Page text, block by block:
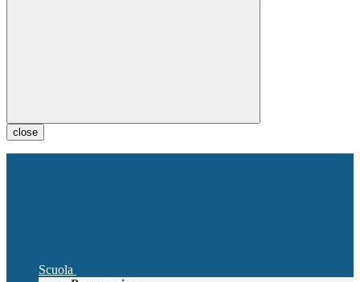
close
Scuola